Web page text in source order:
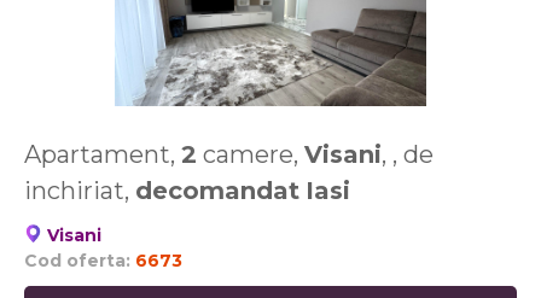
Apartament, 2 camere, Visani, , de
inchiriat, decomandat Iasi
Visani
Cod oferta: 6673